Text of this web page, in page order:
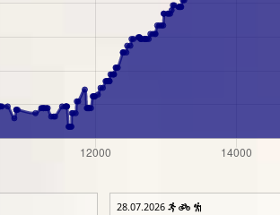
28.07.2026